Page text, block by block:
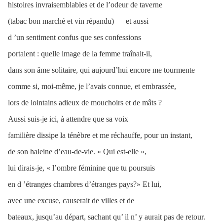
histoires invraisemblables et de l’odeur de taverne
(tabac bon marché et vin répandu) — et aussi
d ’un sentiment confus que ses confessions
portaient : quelle image de la femme traînait-il,
dans son âme solitaire, qui aujourd’hui encore me tourmente
comme si, moi-même, je l’avais connue, et embrassée,
lors de lointains adieux de mouchoirs et de mâts ?
Aussi suis-je ici, à attendre que sa voix
familière dissipe la ténèbre et me réchauffe, pour un instant,
de son haleine d’eau-de-vie. « Qui est-elle »,
lui dirais-je, « l’ombre féminine que tu poursuis
en d ’étranges chambres d’étranges pays?» Et lui,
avec une excuse, causerait de villes et de
bateaux, jusqu’au départ, sachant qu’ il n’ y aurait pas de retour.